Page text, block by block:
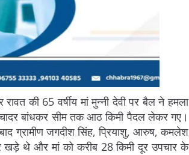
की 65 वर्षीय मां मुन्नी देवी पर बैल ने हमला
बांधकर सीम तक आठ किमी पैदल लेकर गए।
ग्रामीण जगदीश सिंह, प्रियाशु, आरुष, कमलेश
थे और मां को करीब 28 किमी दूर उपचार के